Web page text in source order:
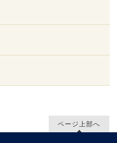
ページ上部へ